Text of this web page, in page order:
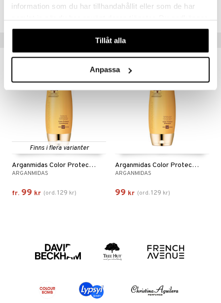
information som du har tillhandahållit eller som de har
våra cookies vid fortsatt användande av vår webbplats.
Tillåt alla
Anpassa
Lägsta pris senaste 30 dagarna: 75 kr
Tips till dig
Finns i flera varianter
Arganmidas Color Protect Conditioner
ARGANMIDAS
fr. 99 kr (ord.129 kr)
-23%
Arganmidas Color Protect Shampoo
ARGANMIDAS
99 kr (ord.129 kr)